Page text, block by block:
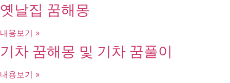
옛날집 꿈해몽
내용보기 »
기차 꿈해몽 및 기차 꿈풀이
내용보기 »